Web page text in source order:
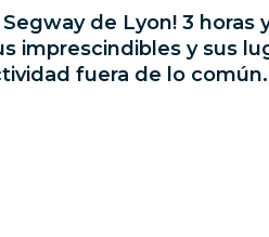
de Lyon! 3 horas
imprescindibles y sus
fuera de lo común.